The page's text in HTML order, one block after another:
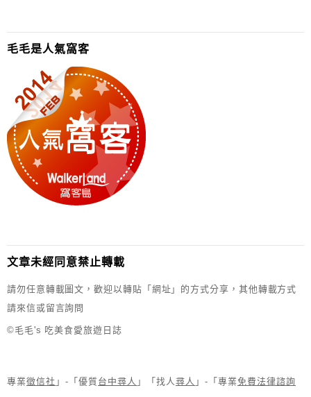
毛毛是人氣窩客
文章未經同意禁止轉載
請勿任意轉載圖文，歡迎以轉貼「網址」的方式分享，其他轉載方式
請來信或留言詢問
©毛毛's 吃美食愛旅遊日誌
專業徵信社 」-「優質台中尋人 」「找人 尋人 」-「專業免費法律諮詢